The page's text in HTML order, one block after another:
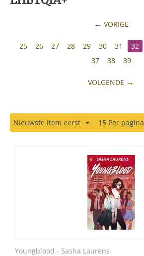
VORIGE
25 26 27 28 29 30 31 32
37
38 39
VOLGENDE
Nieuwste item eerst 15 Per pagina
Youngblood - Sasha Laurens